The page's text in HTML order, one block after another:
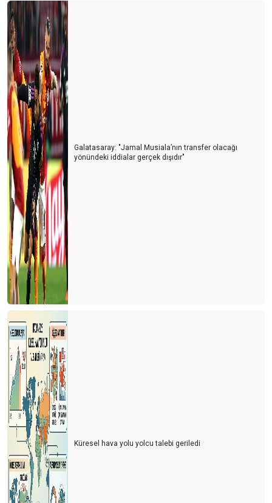
Galatasaray: "Jamal Musiala’nın transfer olacağı
yönündeki iddialar gerçek dışıdır"
Küresel hava yolu yolcu talebi geriledi